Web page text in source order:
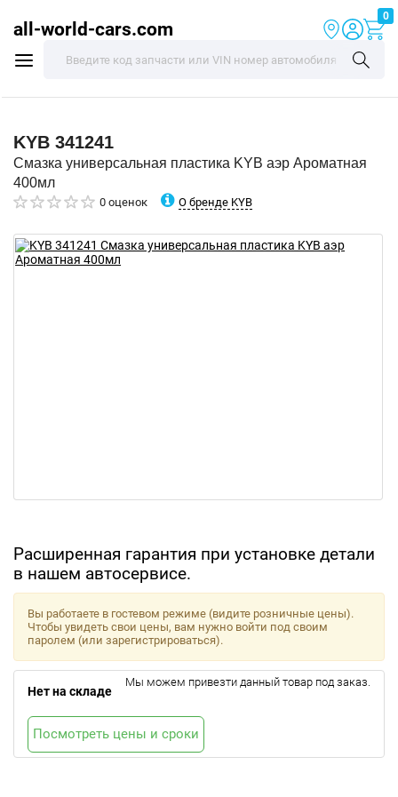
all-world-cars.com
0
KYB 341241
Смазка универсальная пластика KYB аэр Ароматная
400мл
0 оценок О бренде KYB
Расширенная гарантия при установке детали
в нашем автосервисе.
Вы работаете в гостевом режиме (видите розничные цены).
Чтобы увидеть свои цены, вам нужно войти под своим
паролем (или зарегистрироваться).
Нет на складе
Мы можем привезти данный товар под заказ.
Посмотреть цены и сроки